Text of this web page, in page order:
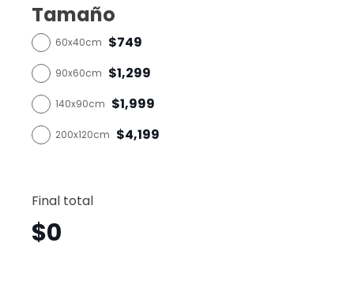
Tamaño
60x40cm $749
90x60cm $1,299
140x90cm $1,999
200x120cm $4,199
Final total
$0